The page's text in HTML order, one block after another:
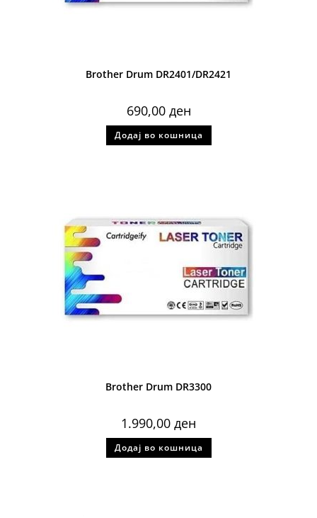
Brother Drum DR2401/DR2421
690,00 ден
Додај во кошница
Brother Drum DR3300
1.990,00 ден
Додај во кошница